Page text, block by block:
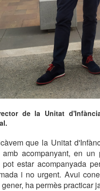
de la Unitat
que la Unitat
acompanyant, en
pot estar acompanyada
i no urgent. Avui
ha permès practicar